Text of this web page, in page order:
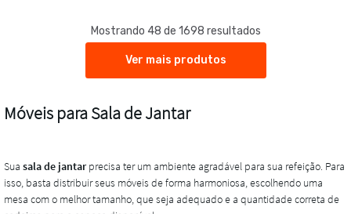
Mostrando 48 de 1698 resultados
Ver mais produtos